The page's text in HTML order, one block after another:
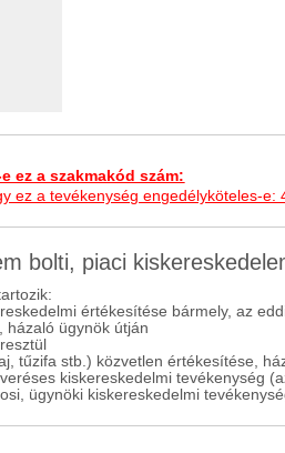
e ez a szakmakód szám:
ez a tevékenység engedélyköteles-e:
bolti, piaci
értékesítése bármely, az
házaló ügynök útján
tűzifa stb.) közvetlen értékesítése,
kiskereskedelmi tevékenység
ügynöki kiskereskedelmi